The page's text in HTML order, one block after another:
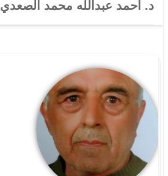
د. أحمد عبدالله محمد الصعدي